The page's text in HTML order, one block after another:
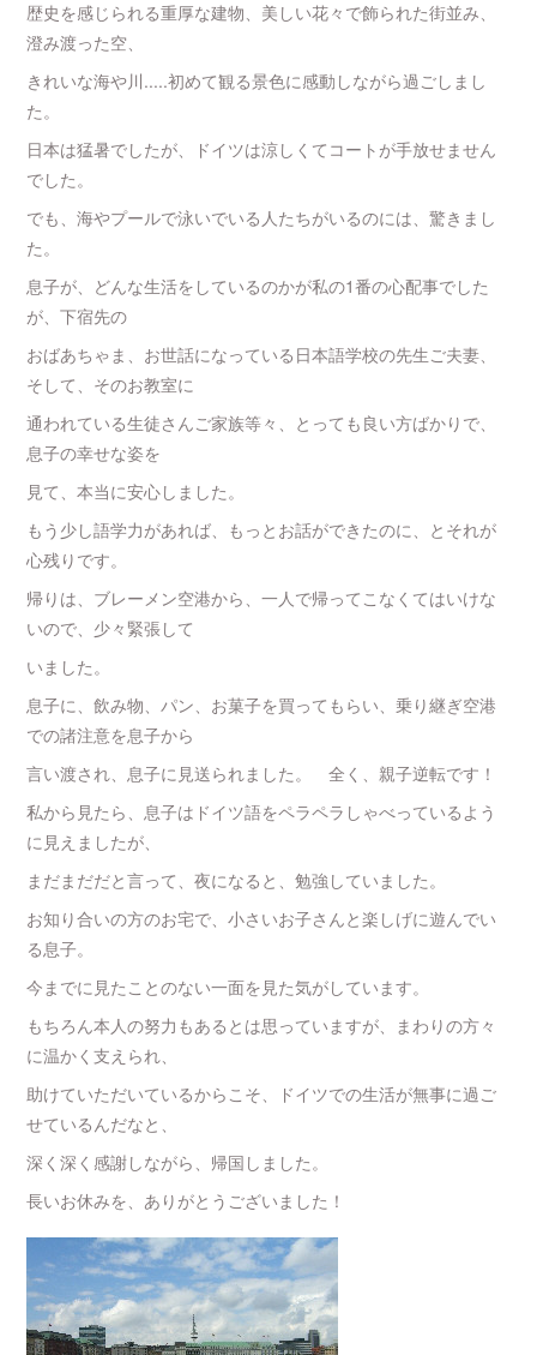
歴史を感じられる重厚な建物、美しい花々で飾られた街並み、
澄み渡った空、
きれいな海や川.....初めて観る景色に感動しながら過ごしまし
た。
日本は猛暑でしたが、ドイツは涼しくてコートが手放せません
でした。
でも、海やプールで泳いでいる人たちがいるのには、驚きまし
た。
息子が、どんな生活をしているのかが私の1番の心配事でした
が、下宿先の
おばあちゃま、お世話になっている日本語学校の先生ご夫妻、
そして、そのお教室に
通われている生徒さんご家族等々、とっても良い方ばかりで、
息子の幸せな姿を
見て、本当に安心しました。
もう少し語学力があれば、もっとお話ができたのに、とそれが
心残りです。
帰りは、ブレーメン空港から、一人で帰ってこなくてはいけな
いので、少々緊張して
いました。
息子に、飲み物、パン、お菓子を買ってもらい、乗り継ぎ空港
での諸注意を息子から
言い渡され、息子に見送られました。 全く、親子逆転です！
私から見たら、息子はドイツ語をペラペラしゃべっているよう
に見えましたが、
まだまだだと言って、夜になると、勉強していました。
お知り合いの方のお宅で、小さいお子さんと楽しげに遊んでい
る息子。
今までに見たことのない一面を見た気がしています。
もちろん本人の努力もあるとは思っていますが、まわりの方々
に温かく支えられ、
助けていただいているからこそ、ドイツでの生活が無事に過ご
せているんだなと、
深く深く感謝しながら、帰国しました。
長いお休みを、ありがとうございました！